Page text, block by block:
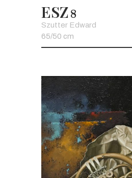
ESZ 8
Szutter Edward
65/50 cm